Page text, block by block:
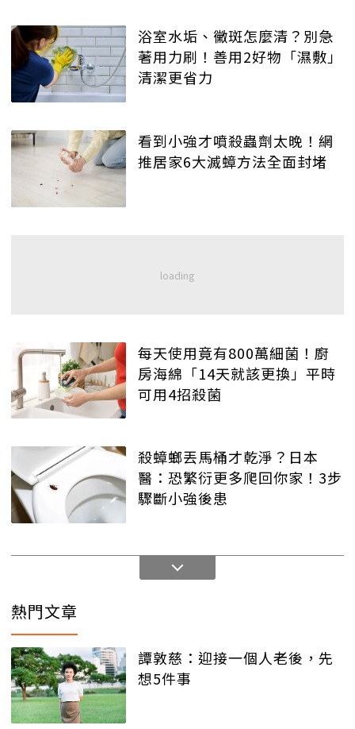
浴室水垢、黴斑怎麼清？別急
著用力刷！善用2好物「濕敷」
清潔更省力
看到小強才噴殺蟲劑太晚！網
推居家6大滅蟑方法全面封堵
每天使用竟有800萬細菌！廚
房海綿「14天就該更換」平時
可用4招殺菌
殺蟑螂丟馬桶才乾淨？日本
醫：恐繁衍更多爬回你家！3步
驟斷小強後患
熱門文章
譚敦慈：迎接一個人老後，先
想5件事